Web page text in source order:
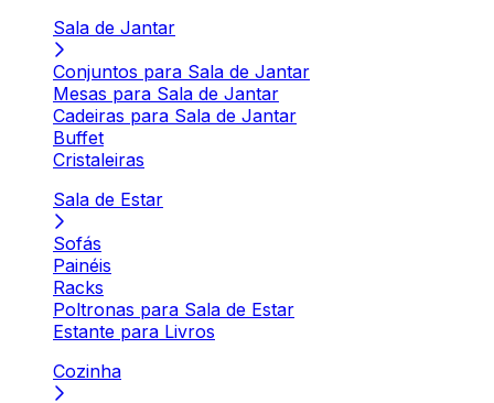
Sala de Jantar
Conjuntos para Sala de Jantar
Mesas para Sala de Jantar
Cadeiras para Sala de Jantar
Buffet
Cristaleiras
Sala de Estar
Sofás
Painéis
Racks
Poltronas para Sala de Estar
Estante para Livros
Cozinha